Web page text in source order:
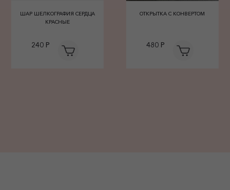
ШАР ШЕЛКОГРАФИЯ СЕРДЦА
КРАСНЫЕ
240 Р
ОТКРЫТКА С КОНВЕРТОМ
480 Р